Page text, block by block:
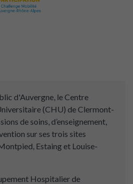
d'Auvergne, le Centre
(CHU) de Clermont-
de soins, d’enseignement,
sur ses trois sites
Estaing et Louise-
Hospitalier de